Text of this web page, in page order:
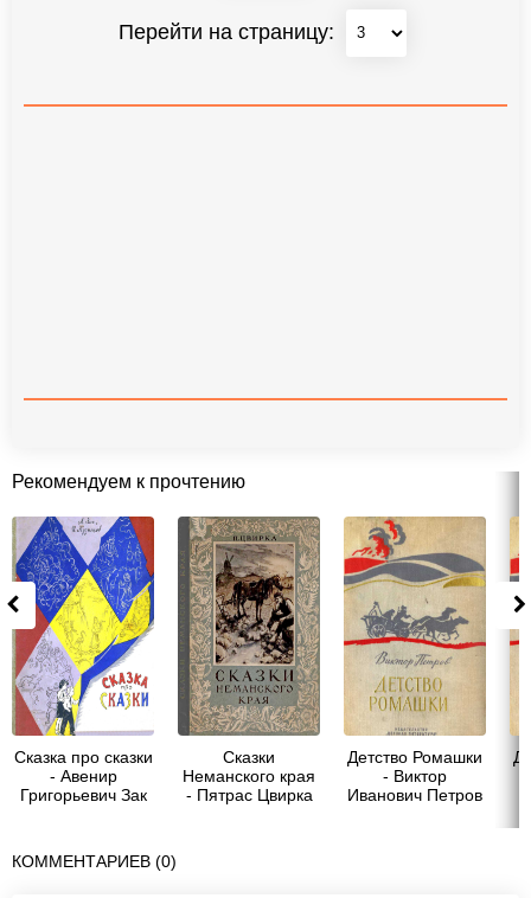
Перейти на страницу:
Рекомендуем к прочтению
Сказка про сказки
- Авенир
Григорьевич Зак
Сказки
Неманского края
- Пятрас Цвирка
Детство Ромашки
- Виктор
Иванович Петров
КОММЕНТАРИЕВ (0)